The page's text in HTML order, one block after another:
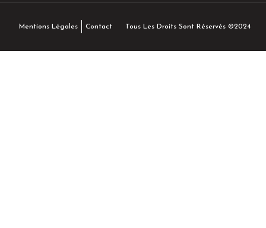
Mentions Légales Contact Tous Les Droits Sont Réservés ©2024